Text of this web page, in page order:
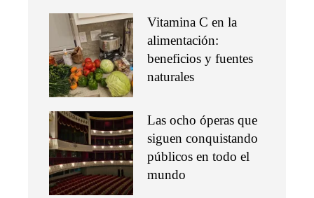
Vitamina C en la
alimentación:
beneficios y fuentes
naturales
Las ocho óperas que
siguen conquistando
públicos en todo el
mundo